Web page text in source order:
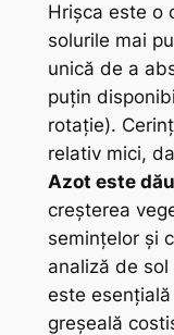
Hrișca este o
solurile mai
unică de a
puțin
rotație).
relativ mici,
Azot este
creșterea
semințelor și
analiză de sol
este
greșeală